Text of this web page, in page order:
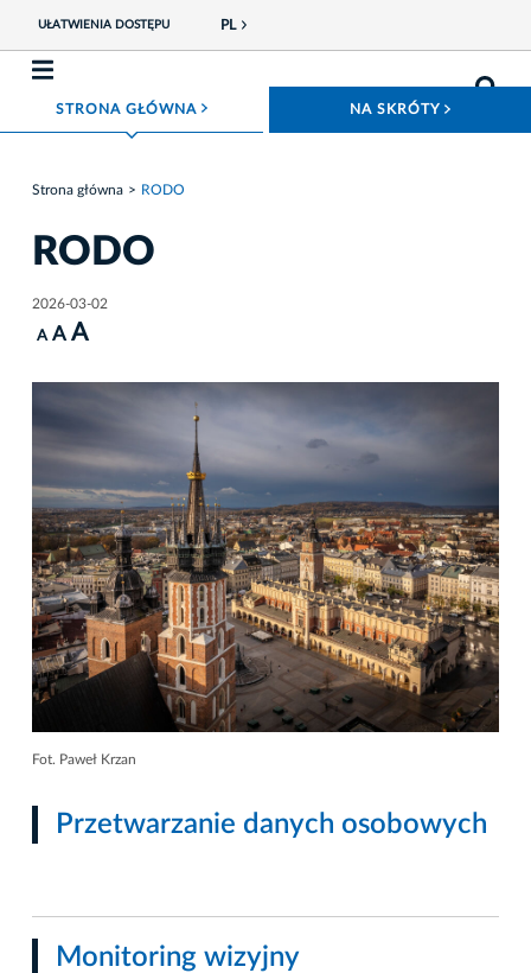
UŁATWIENIA DOSTĘPU PL
STRONA GŁÓWNA ROZWIŃ MENU NA SKRÓTY
Strona główna RODO
RODO
2026-03-02
A A A
Fot. Paweł Krzan
Przetwarzanie danych osobowych
Monitoring wizyjny